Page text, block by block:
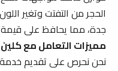
الحجر من التفتت وتغير
جدة، مما يحافظ على قيمة
مميزات التعامل مع كلين
نحن نحرص على تقديم خدمة